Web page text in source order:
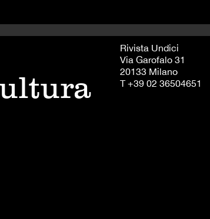
Rivista Undici
Via Garofalo 31
20133 Milano
T +39 02 36504651